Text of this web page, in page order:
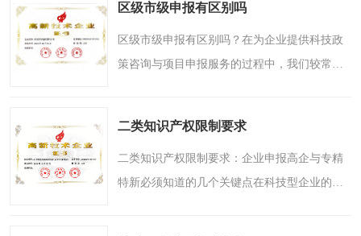
单”。尤其..
区级市级申报有区别吗
区级市级申报有区别吗？在为企业提供科技政
策咨询与项目申报服务的过程中，我们较常被
都是政府支持项..
二类知识产权限制要求
二类知识产权限制要求：企业申报高企与专精
特新必须知道的几个关键点在科技型企业的成